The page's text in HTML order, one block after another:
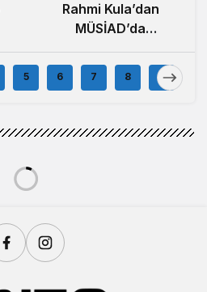
Rahmi Kula’dan
MÜSİAD’da
Bölgesel
Ekonomide Güç
Birliği Çağrısı 9